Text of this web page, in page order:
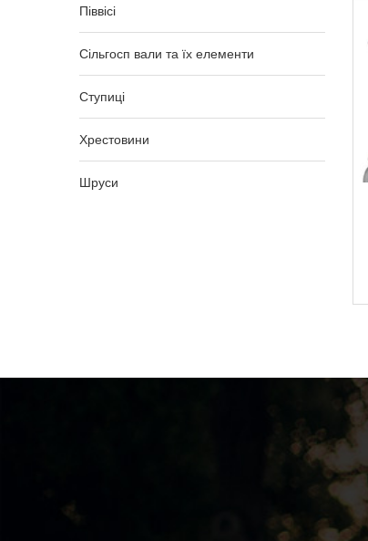
Піввісі
Сільгосп вали та їх елементи
Ступиці
Хрестовини
Шруси